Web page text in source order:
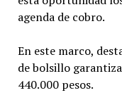
agenda de cobro.
En este marco,
de bolsillo
440.000 pesos.